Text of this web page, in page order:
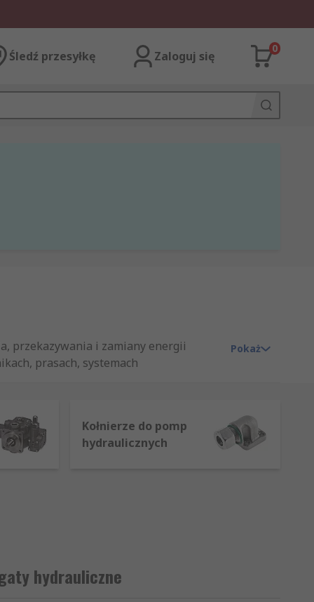
Śledź przesyłkę Zaloguj się
0
przekazywania i zamiany energii
prasach, systemach
na ruch liniowy, a agregat
ciśnienie robocze, przepływ,
konkretnej aplikacji.
albo zasilanie narzędzi i
Pokaż
Kołnierze do pomp
hydraulicznych
hydrauliczne